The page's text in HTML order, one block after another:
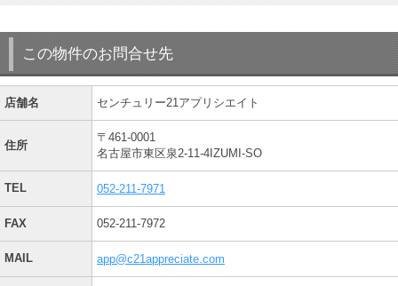
この物件のお問合せ先
店舗名 センチュリー21アプリシエイト
住所
〒461-0001
名古屋市東区泉2-11-4IZUMI-SO
TEL 052-211-7971
FAX 052-211-7972
MAIL app@c21appreciate.com